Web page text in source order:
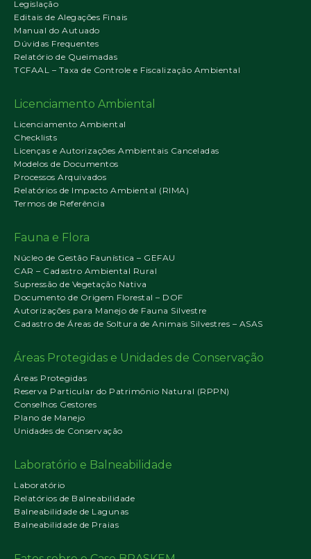
Legislação
Editais de Alegações Finais
Manual do Autuado
Dúvidas Frequentes
Relatório de Queimadas
TCFAAL – Taxa de Controle e Fiscalização Ambiental
Licenciamento Ambiental
Licenciamento Ambiental
Checklists
Licenças e Autorizações Ambientais Canceladas
Modelos de Documentos
Processos Arquivados
Relatórios de Impacto Ambiental (RIMA)
Termos de Referência
Fauna e Flora
Núcleo de Gestão Faunística – GEFAU
CAR – Cadastro Ambiental Rural
Supressão de Vegetação Nativa
Documento de Origem Florestal – DOF
Autorizações para Manejo de Fauna Silvestre
Cadastro de Áreas de Soltura de Animais Silvestres – ASAS
Áreas Protegidas e Unidades de Conservação
Áreas Protegidas
Reserva Particular do Patrimônio Natural (RPPN)
Conselhos Gestores
Plano de Manejo
Unidades de Conservação
Laboratório e Balneabilidade
Laboratório
Relatórios de Balneabilidade
Balneabilidade de Lagunas
Balneabilidade de Praias